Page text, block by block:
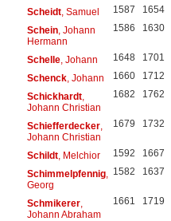
Scheidt, Samuel 1587 1654
Schein, Johann
Hermann
1586 1630
Schelle, Johann 1648 1701
Schenck, Johann 1660 1712
Schickhardt,
Johann Christian
1682 1762
Schiefferdecker,
Johann Christian
1679 1732
Schildt, Melchior 1592 1667
Schimmelpfennig,
Georg
1582 1637
Schmikerer,
Johann Abraham
1661 1719